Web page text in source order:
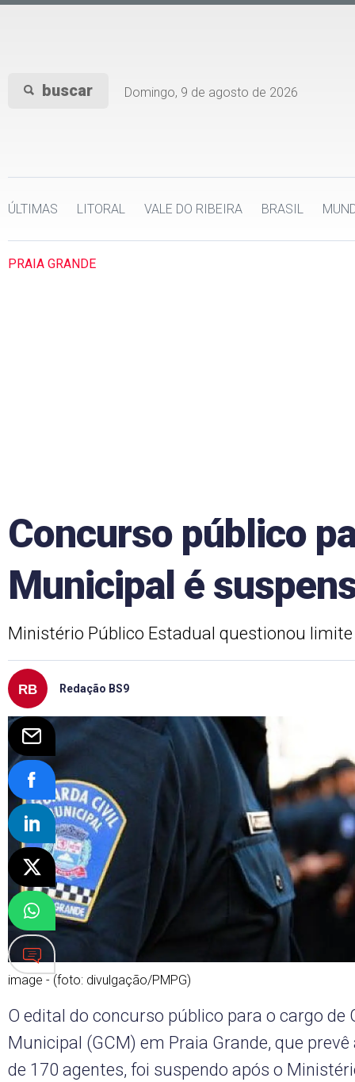
buscar Domingo, 9 de agosto de 2026
ÚLTIMAS LITORAL VALE DO RIBEIRA BRASIL
PRAIA GRANDE
Concurso público
Municipal é
Ministério Público Estadual questionou
Redação BS9
image - (foto: divulgação/PMPG)
O edital do concurso público para o cargo de
Municipal (GCM) em Praia Grande, que
de 170 agentes, foi suspendo após o